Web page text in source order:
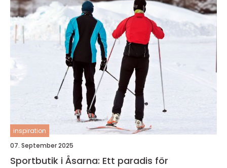
inspiration
07. September 2025
Sportbutik i Åsarna: Ett paradis för